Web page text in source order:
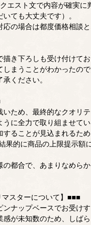
エスト文で内容が確実に
ても大丈夫です）。
の場合は都度価格相談
き下ろしも受け付けて
しまうことがわかったの
ください。
ため、最終的なクオリ
うに全力で取り組ませて
ることが見込まれるた
果的に商品の上限提示額
の都合で、あまりなめら
スターについて】■■■
ナップベースでお受け
が未知数のため、しば